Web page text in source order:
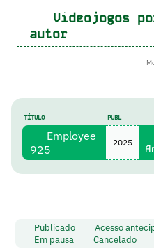
Videojogos
autor
TÍTULO PUBL
Employee
925
2025
Publicado Acesso
Em pausa
Cancelado